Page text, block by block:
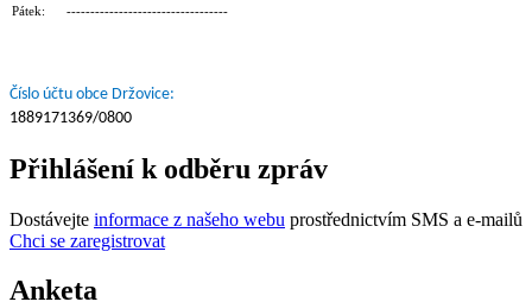
Pátek: ----------------------------------
Číslo účtu obce Držovice:
1889171369/0800
Přihlášení k odběru zpráv
Dostávejte informace z našeho webu prostřednictvím SMS a e-mailů
Chci se zaregistrovat
Anketa